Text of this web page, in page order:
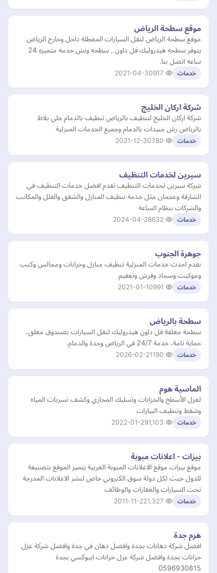
موقع سطحة الرياض
موقع سطحة الرياض لنقل السيارات المعطلة داخل وخارج الرياض
يتوفر سطحه هيدروليك فل داون , سطحه ونش خدمه متميزه 24
ساعه اتصل بنا.
خدمات 2021-04-30
شركة اركان الخليج
شركة اركان الخليج لتنظيف بالرياض تنظيف بالدمام جلي بلاط
بالرياض رش مبيدات بالدمام وجميع الخدمات المنزلية
خدمات 2021-12-30
سيرين لخدمات التنظيف
شركة سيرين لخدمات التنظيف تقدم افضل خدمات التنظيف في
الشارقة وعجمان مثل خدمة تنظيف المنازل والشقق والفلل والمكاتب
والشركات بنظام الساعة
خدمات 2024-04-28
جوهرة الجنوب
نقدم احدث خدمات المنزلية تنظيف منازل وخزانات ومجالس وكنب
وموكيت وسجاد وفرش وتعقيم
خدمات 2021-01-10
سطحة بالرياض
سطحة مغلقة فل داون هيدروليك لنقل السيارات بصندوق مغلق،
حماية تامة، خدمة 24/7 في الرياض وجدة والدمام.
خدمات 2026-02-21
الماسية هوم
لعزل الأسطح والخزانات وتسليك المجاري وكشف تسربات المياه
وشفط وتنظيف البيارات
خدمات 2022-01-29
بيزات - اعلانات مبوبة
موقع بيزات موقع الاعلانات المبوبة العربية يتميز الموقع بتصنيفة
للدول حيث لكل دولة سوق الكتروني خاص لنشر الاعلانات المدرجة
تحت السيارات والعقارات والوظائف
خدمات 2011-11-22
هرم جدة
افضل شركة دهانات بجدة وافضل دهان في جدة وافضل شركة عزل
خزانات بجدة وافضل شركة عزل خزانات ايبوكسي بجدة
0596930815